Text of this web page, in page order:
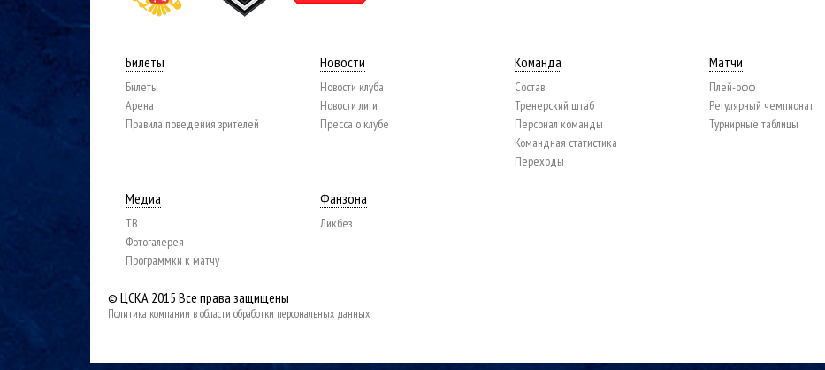
Билеты
Билеты
Арена
Правила поведения зрителей
Новости
Новости клуба
Новости лиги
Пресса о клубе
Команда
Состав
Тренерский штаб
Персонал команды
Командная статистика
Переходы
Матчи
Плей-офф
Регулярный чемпионат
Турнирные таблицы
Медиа
ТВ
Фотогалерея
Программки к матчу
Фанзона
Ликбез
© ЦСКА 2015 Все права защищены
Политика компании в области обработки персональных данных